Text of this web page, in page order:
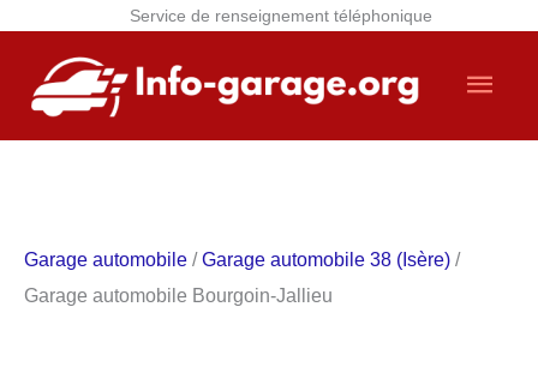
Service de renseignement téléphonique
contenu
Garage automobile /Garage automobile 38 (Isère) /
Garage automobile Bourgoin-Jallieu